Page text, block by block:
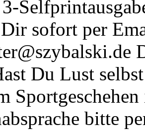
sofort per
Du Lust
bitte